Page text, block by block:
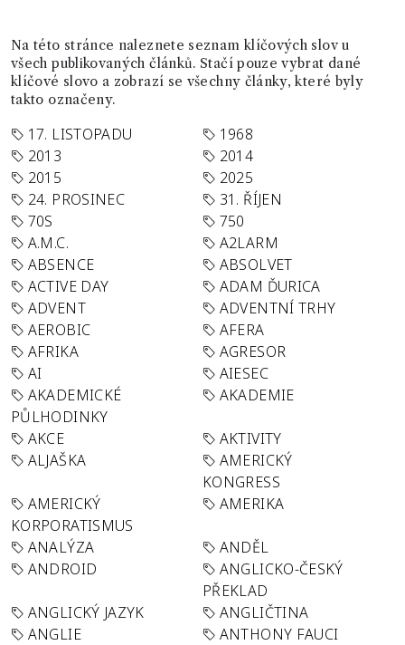
Na této stránce naleznete seznam klíčových slov u
všech publikovaných článků. Stačí pouze vybrat dané
klíčové slovo a zobrazí se všechny články, které byly
takto označeny.
17. LISTOPADU
1968
2013
2014
2015
2025
24. PROSINEC
31. ŘÍJEN
70S
750
A.M.C.
A2LARM
ABSENCE
ABSOLVET
ACTIVE DAY
ADAM ĎURICA
ADVENT
ADVENTNÍ TRHY
AEROBIC
AFERA
AFRIKA
AGRESOR
AI
AIESEC
AKADEMICKÉ
PŮLHODINKY
AKADEMIE
AKCE
AKTIVITY
ALJAŠKA
AMERICKÝ
KONGRESS
AMERICKÝ
KORPORATISMUS
AMERIKA
ANALÝZA
ANDĚL
ANDROID
ANGLICKO-ČESKÝ
PŘEKLAD
ANGLICKÝ JAZYK
ANGLIČTINA
ANGLIE
ANTHONY FAUCI